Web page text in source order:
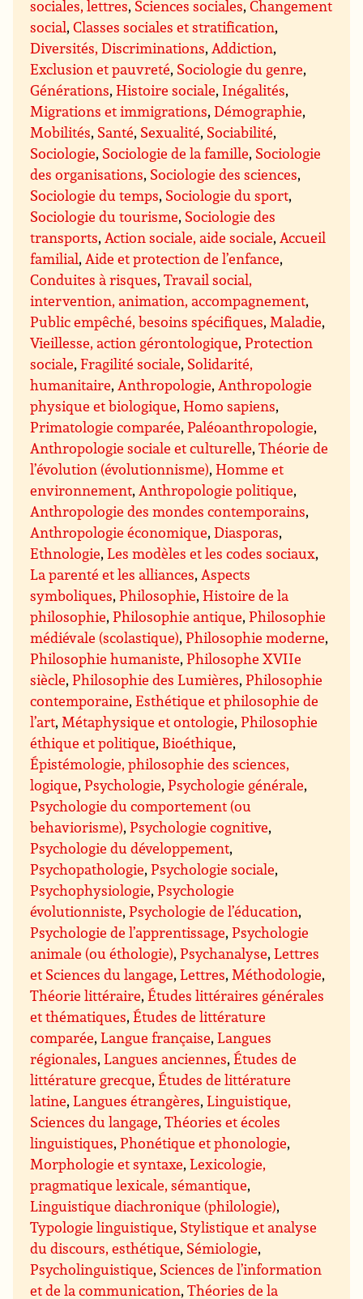
sociales, lettres, Sciences sociales,Changement
social,Classes sociales et stratification,
Diversités, Discriminations, Addiction,
Exclusion et pauvreté, Sociologie du genre,
Générations,Histoire sociale, Inégalités,
Migrations et immigrations,Démographie,
Mobilités, Santé, Sexualité, Sociabilité,
Sociologie, Sociologie de la famille, Sociologie
des organisations, Sociologie des sciences,
Sociologie du temps, Sociologie du sport,
Sociologie du tourisme, Sociologie des
transports, Action sociale, aide sociale, Accueil
familial, Aide et protection de l’enfance,
Conduites à risques,Travail social,
intervention, animation, accompagnement,
Public empêché, besoins spécifiques, Maladie,
Vieillesse, action gérontologique,Protection
sociale,Fragilité sociale, Solidarité,
humanitaire, Anthropologie, Anthropologie
physique et biologique,Homo sapiens,
Primatologie comparée,Paléoanthropologie,
Anthropologie sociale et culturelle,Théorie de
l’évolution (évolutionnisme),Homme et
environnement, Anthropologie politique,
Anthropologie des mondes contemporains,
Anthropologie économique,Diasporas,
Ethnologie,Les modèles et les codes sociaux,
La parenté et les alliances, Aspects
symboliques,Philosophie,Histoire de la
philosophie,Philosophie antique,Philosophie
médiévale (scolastique),Philosophie moderne,
Philosophie humaniste,Philosophe XVIIe
siècle,Philosophie des Lumières,Philosophie
contemporaine,Esthétique et philosophie de
l’art, Métaphysique et ontologie,Philosophie
éthique et politique, Bioéthique,
Épistémologie, philosophie des sciences,
logique,Psychologie,Psychologie générale,
Psychologie du comportement (ou
behaviorisme),Psychologie cognitive,
Psychologie du développement,
Psychopathologie,Psychologie sociale,
Psychophysiologie,Psychologie
évolutionniste,Psychologie de l’éducation,
Psychologie de l’apprentissage,Psychologie
animale (ou éthologie),Psychanalyse,Lettres
et Sciences du langage,Lettres, Méthodologie,
Théorie littéraire,Études littéraires générales
et thématiques,Études de littérature
comparée,Langue française,Langues
régionales,Langues anciennes,Études de
littérature grecque,Études de littérature
latine,Langues étrangères,Linguistique,
Sciences du langage,Théories et écoles
linguistiques,Phonétique et phonologie,
Morphologie et syntaxe,Lexicologie,
pragmatique lexicale, sémantique,
Linguistique diachronique (philologie),
Typologie linguistique, Stylistique et analyse
du discours, esthétique, Sémiologie,
Psycholinguistique, Sciences de l’information
et de la communication,Théories de la